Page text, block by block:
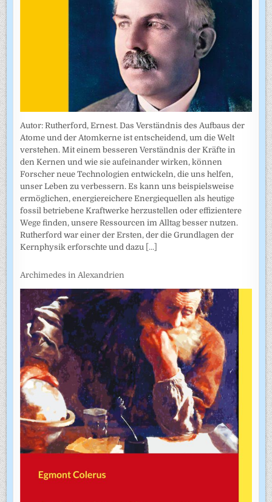
Autor: Rutherford, Ernest. Das Verständnis des Aufbaus der
Atome und der Atomkerne ist entscheidend, um die Welt
verstehen. Mit einem besseren Verständnis der Kräfte in
den Kernen und wie sie aufeinander wirken, können
Forscher neue Technologien entwickeln, die uns helfen,
unser Leben zu verbessern. Es kann uns beispielsweise
ermöglichen, energiereichere Energiequellen als heutige
fossil betriebene Kraftwerke herzustellen oder effizientere
Wege finden, unsere Ressourcen im Alltag besser nutzen.
Rutherford war einer der Ersten, der die Grundlagen der
Kernphysik erforschte und dazu [...]
Archimedes in Alexandrien